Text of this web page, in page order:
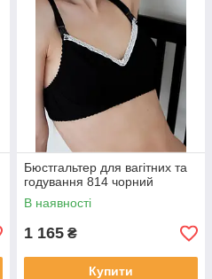
Бюстгальтер для вагітних та
годування 814 чорний
В наявності
1 165 ₴
Купити